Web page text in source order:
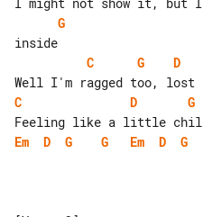
G
C
G D
C
D G
Em
D G G Em D G